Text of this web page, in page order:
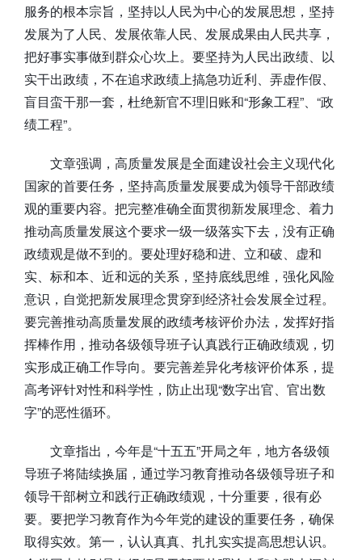
服务的根本宗旨，坚持以人民为中心的发展思想，坚持
发展为了人民、发展依靠人民、发展成果由人民共享，
把好事实事做到群众心坎上。要坚持为人民出政绩、以
实干出政绩，不在追求政绩上搞急功近利、弄虚作假、
盲目蛮干那一套，杜绝新官不理旧账和“形象工程”、“政
绩工程”。
文章强调，高质量发展是全面建设社会主义现代化
国家的首要任务，坚持高质量发展要成为领导干部政绩
观的重要内容。把完整准确全面贯彻新发展理念、着力
推动高质量发展这个要求一级一级落实下去，没有正确
政绩观是做不到的。要处理好稳和进、立和破、虚和
实、标和本、近和远的关系，坚持底线思维，强化风险
意识，自觉把新发展理念贯穿到经济社会发展全过程。
要完善推动高质量发展的政绩考核评价办法，发挥好指
挥棒作用，推动各级领导班子认真践行正确政绩观，切
实形成正确工作导向。要完善差异化考核评价体系，提
高考评针对性和科学性，防止出现“数字出官、官出数
字”的恶性循环。
文章指出，今年是“十五五”开局之年，地方各级领
导班子将陆续换届，通过学习教育推动各级领导班子和
领导干部树立和践行正确政绩观，十分重要，很有必
要。要把学习教育作为今年党的建设的重要任务，确保
取得实效。第一，认认真真、扎扎实实提高思想认识。